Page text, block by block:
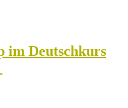
im Deutschkurs